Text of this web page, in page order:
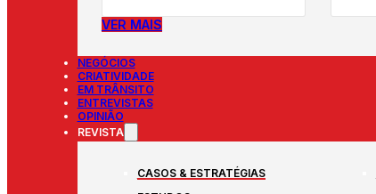
VER MAIS
NEGÓCIOS
CRIATIVIDADE
EM TRÂNSITO
ENTREVISTAS
OPINIÃO
REVISTA
CASOS & ESTRATÉGIAS